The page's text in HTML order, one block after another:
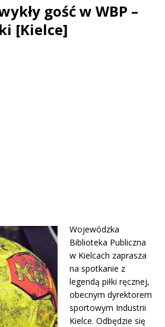
gość w WBP –
[Kielce]
Wojewódzka
Biblioteka Publiczna
w Kielcach zaprasza
na spotkanie z
legendą piłki ręcznej,
obecnym dyrektorem
sportowym Industrii
Kielce. Odbędzie się